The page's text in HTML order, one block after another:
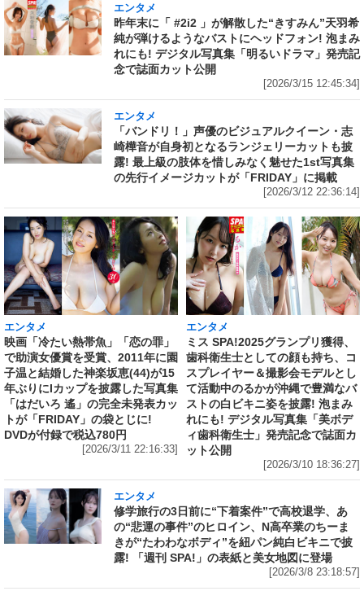
エンタメ
昨年末に「 #2i2 」が解散した“きすみん”天羽希
純が弾けるようなバストにヘッドフォン! 泡まみ
れにも! デジタル写真集「明るいドラマ」発売記
念で誌面カット公開
[2026/3/15 12:45:34]
エンタメ
「バンドリ！」声優のビジュアルクイーン・志
崎樺音が自身初となるランジェリーカットも披
露! 最上級の肢体を惜しみなく魅せた1st写真集
の先行イメージカットが「FRIDAY」に掲載
[2026/3/12 22:36:14]
エンタメ
映画「冷たい熱帯魚」「恋の罪」
で助演女優賞を受賞、2011年に園
子温と結婚した神楽坂恵(44)が15
年ぶりにIカップを披露した写真集
「はだいろ 遙」の完全未発表カッ
トが「FRIDAY」の袋とじに!
DVDが付録で税込780円
[2026/3/11 22:16:33]
エンタメ
ミス SPA!2025グランプリ獲得、
歯科衛生士としての顔も持ち、コ
スプレイヤー＆撮影会モデルとし
て活動中のるかが沖縄で豊満なバ
ストの白ビキニ姿を披露! 泡まみ
れにも! デジタル写真集「美ボデ
ィ歯科衛生士」発売記念で誌面カ
ット公開
[2026/3/10 18:36:27]
エンタメ
修学旅行の3日前に“下着案件”で高校退学、あ
の“悲運の事件”のヒロイン、N高卒業のちーま
きが“たわわなボディ”を紐パン純白ビキニで披
露! 「週刊 SPA!」の表紙と美女地図に登場
[2026/3/8 23:18:57]